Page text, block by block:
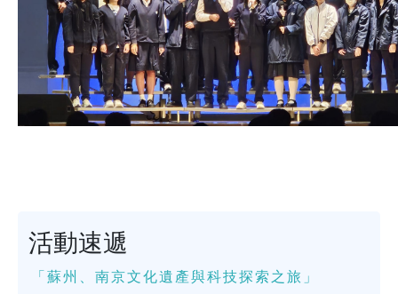
活動速遞
「蘇州、南京文化遺產與科技探索之旅」